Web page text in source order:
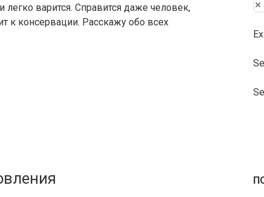
варится. Справится даже человек,
к консервации. Расскажу обо всех